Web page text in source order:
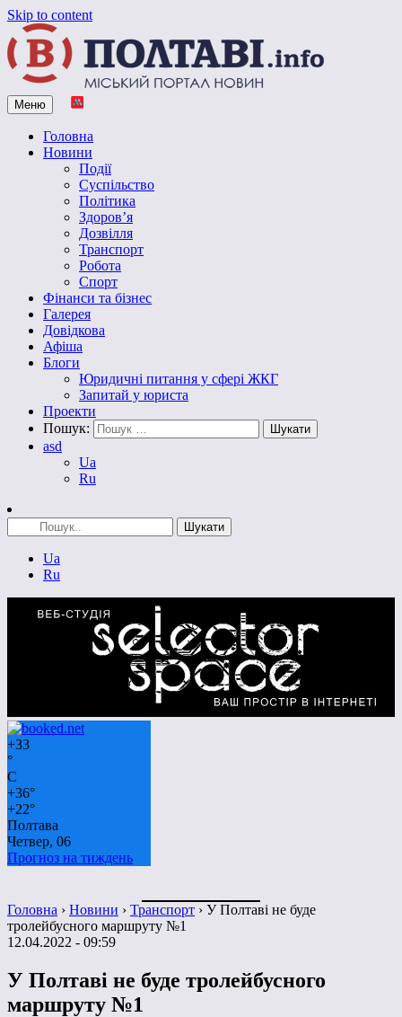
Skip to content
Vpoltave.info
Полтавський портал новин
Меню
Головна
Новини
Події
Суспільство
Політика
Здоров’я
Дозвілля
Транспорт
Робота
Спорт
Фінанси та бізнес
Галерея
Довідкова
Афіша
Блоги
Юридичні питання у сфері ЖКГ
Запитай у юриста
Проекти
Пошук:
asd
Ua
Ru
Ua
Ru
+33
°
C
+36°
+22°
Полтава
Четвер, 06
Прогноз на тиждень
Головна › Новини › Транспорт › У Полтаві не буде
тролейбусного маршруту №1
12.04.2022 - 09:59
У Полтаві не буде тролейбусного
маршруту №1